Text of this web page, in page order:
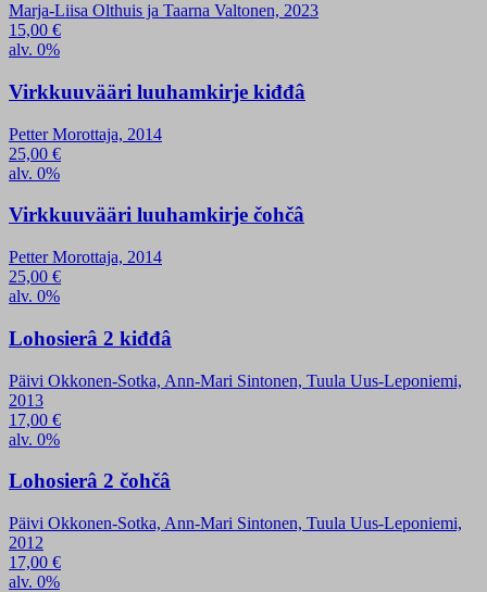
Marja-Liisa Olthuis ja Taarna Valtonen, 2023
15,00 €
alv. 0%
Virkkuuvääri luuhamkirje kiđđâ
Petter Morottaja, 2014
25,00 €
alv. 0%
Virkkuuvääri luuhamkirje čohčâ
Petter Morottaja, 2014
25,00 €
alv. 0%
Lohosierâ 2 kiđđâ
Päivi Okkonen-Sotka, Ann-Mari Sintonen, Tuula Uus-Leponiemi,
2013
17,00 €
alv. 0%
Lohosierâ 2 čohčâ
Päivi Okkonen-Sotka, Ann-Mari Sintonen, Tuula Uus-Leponiemi,
2012
17,00 €
alv. 0%